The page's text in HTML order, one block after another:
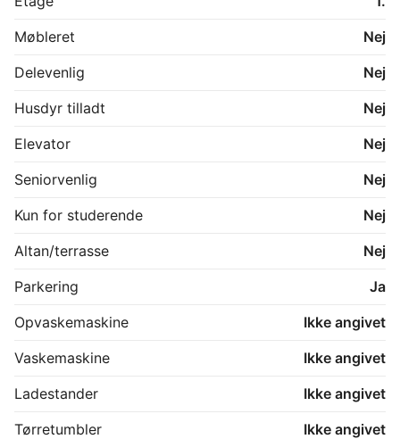
Møbleret
Nej
Delevenlig
Nej
Husdyr tilladt
Nej
Elevator
Nej
Seniorvenlig
Nej
Kun for studerende
Nej
Altan/terrasse
Nej
Parkering
Ja
Opvaskemaskine
Ikke angivet
Vaskemaskine
Ikke angivet
Ladestander
Ikke angivet
Tørretumbler
Ikke angivet